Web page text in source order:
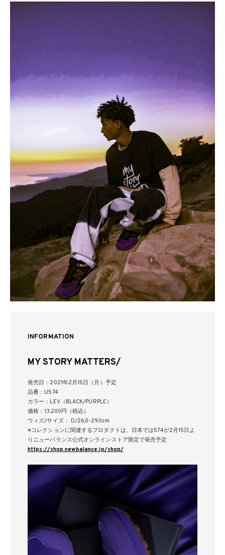
INFORMATION
MY STORY MATTERS/
発売日：2021年2月15日（月）予定
品番：U574
カラー：LEV（BLACK/PURPLE）
価格：13,200円（税込）
ウィズ/サイズ： D/26.0-29.0cm
※コレクションに関連するプロダクトは、日本では574が2月15日よ
りニューバランス公式オンラインストア限定で発売予定
https://shop.newbalance.jp/shop/